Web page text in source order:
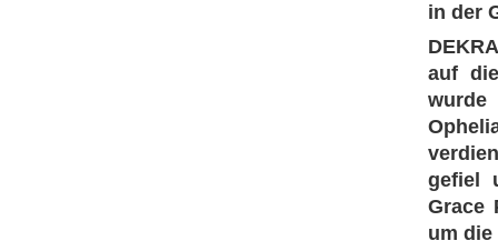
in der
auf
wurde
gefiel
Grace
um